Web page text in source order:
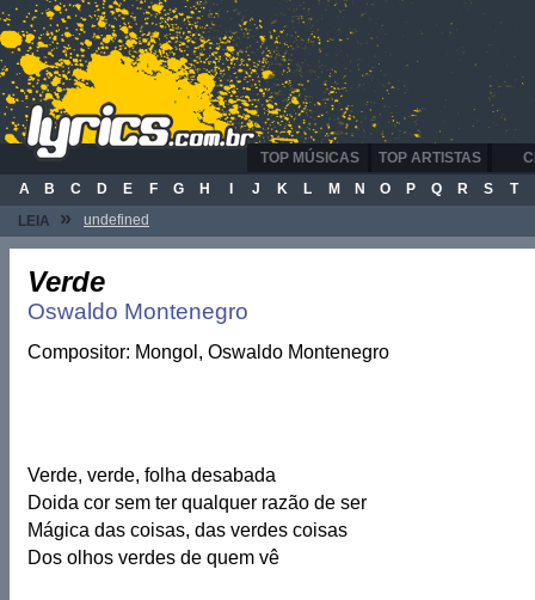
TOP ARTISTAS
TOP MÚSICAS
A
B C D E F G H J K L M N O P Q R S T
LEIA
» undefined
Verde
Oswaldo Montenegro
Compositor: Mongol, Oswaldo Montenegro
Verde, verde, folha desabada
Doida cor sem ter qualquer razão de ser
Mágica das coisas, das verdes coisas
Dos olhos verdes de quem vê